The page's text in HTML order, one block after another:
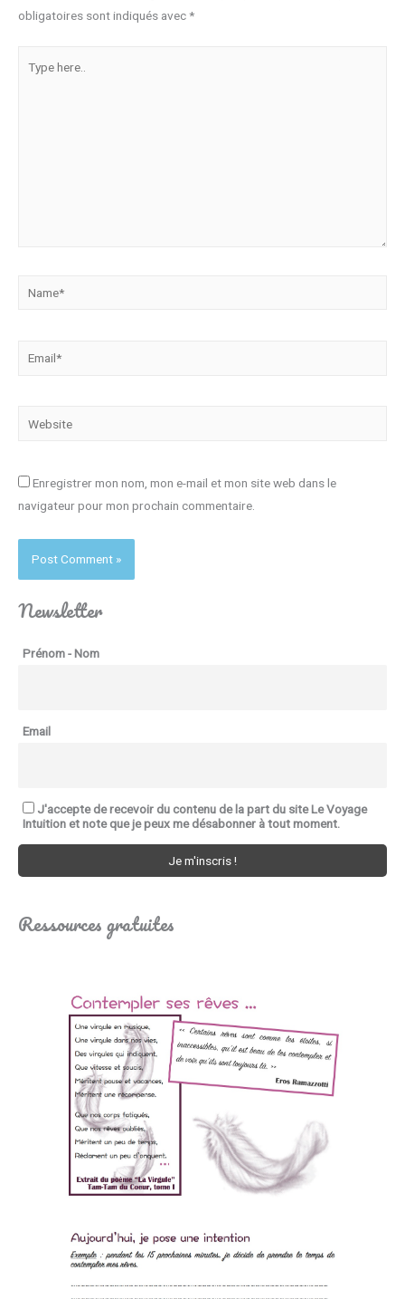
obligatoires sont indiqués avec*
here..
Name*
Email*
Website
Enregistrer mon nom, mon e-mail et mon site web dans le
navigateur pour mon prochain commentaire.
Newsletter
Prénom - Nom
Email
J'accepte de recevoir du contenu de la part du site Le Voyage
Intuition et note que je peux me désabonner à tout moment.
Ressources gratuites